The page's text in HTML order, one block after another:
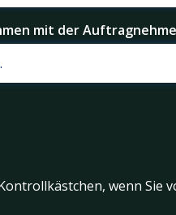
mit der
wenn